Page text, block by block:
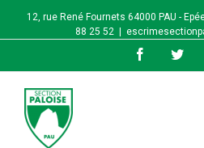
12, rue René Fournets 64000 PAU -
88 25 52
Facebook